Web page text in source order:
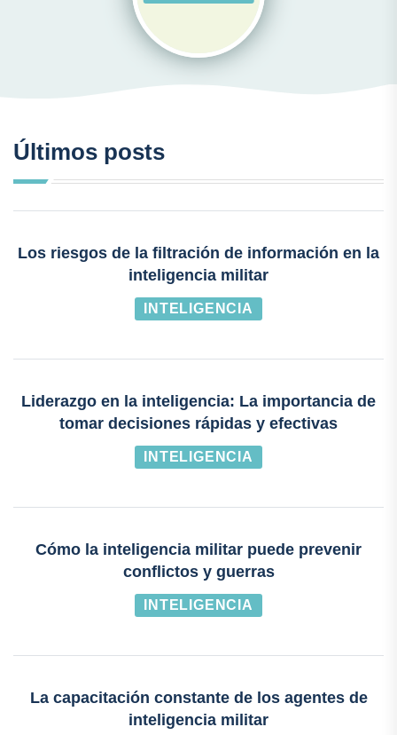
Últimos posts
Los riesgos de la filtración de información en la
inteligencia militar
INTELIGENCIA
Liderazgo en la inteligencia: La importancia de
tomar decisiones rápidas y efectivas
INTELIGENCIA
Cómo la inteligencia militar puede prevenir
conflictos y guerras
INTELIGENCIA
La capacitación constante de los agentes de
inteligencia militar